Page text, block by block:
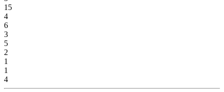
15
4
6
3
5
2
1
1
4